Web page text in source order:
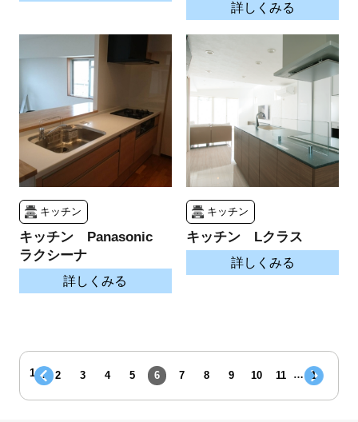
詳しくみる
キッチン
キッチン Panasonic
ラクシーナ
詳しくみる
キッチン
キッチン Lクラス
詳しくみる
1… 2 3 4 5 6 7 8 9 10 11 … 12